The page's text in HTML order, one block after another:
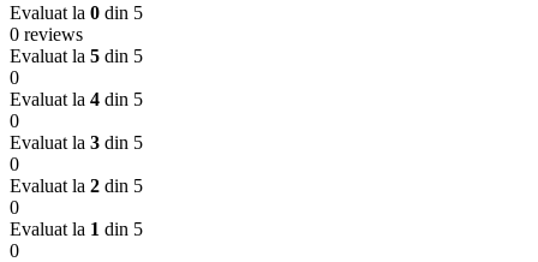
Evaluat la 0 din 5
0 reviews
Evaluat la 5 din 5
0
Evaluat la 4 din 5
0
Evaluat la 3 din 5
0
Evaluat la 2 din 5
0
Evaluat la 1 din 5
0